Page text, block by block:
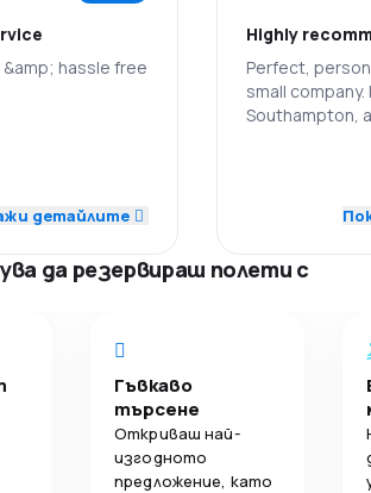
3,5
4,2
hassle free
5,0
детайлите
Highly
Perfect,
small
Southampton,
therefore
home. All staff
On return
issues with
I witnessed
could to link
they didn't
Полетни
Комфорт на
Обслужване
да резервираш полети с
Гъвкаво
търсене
Откриваш най-
изгодното
предложение, като